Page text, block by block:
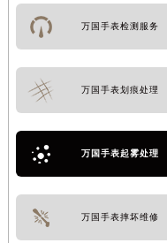
万国手表检测服务
万国手表划痕处理
万国手表起雾处理
万国手表摔坏维修